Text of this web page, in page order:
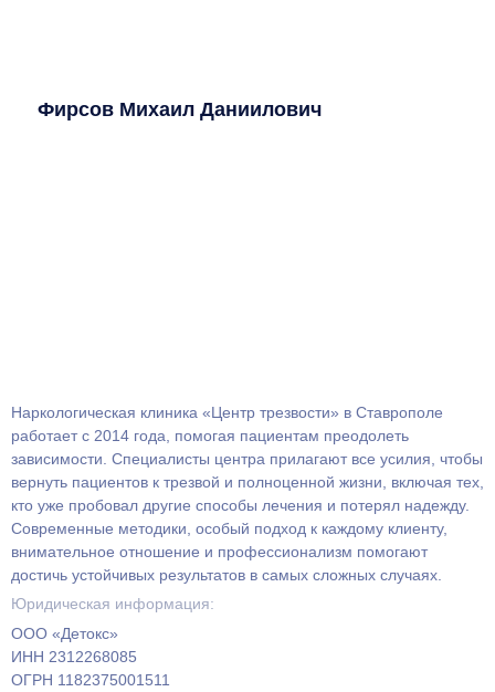
Фирсов Михаил Даниилович
Наркологическая клиника «Центр трезвости» в Ставрополе
работает с 2014 года, помогая пациентам преодолеть
зависимости. Специалисты центра прилагают все усилия, чтобы
вернуть пациентов к трезвой и полноценной жизни, включая тех,
кто уже пробовал другие способы лечения и потерял надежду.
Современные методики, особый подход к каждому клиенту,
внимательное отношение и профессионализм помогают
достичь устойчивых результатов в самых сложных случаях.
Юридическая информация:
ООО «Детокс»
ИНН 2312268085
ОГРН 1182375001511